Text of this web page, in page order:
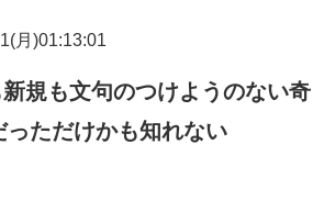
月)01:13:01
規も文句のつけようのない奇
っただけかも知れない